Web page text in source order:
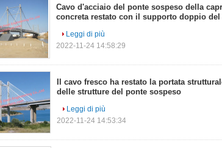
Cavo d'acciaio del ponte sospeso della
concreta restato con il supporto doppio
Leggi di più
2022-11-24 14:58:29
Il cavo fresco ha restato la portata
delle strutture del ponte sospeso
Leggi di più
2022-11-24 14:53:34